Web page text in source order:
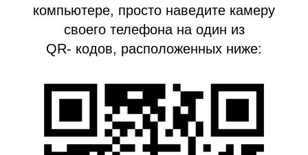
компьютере, просто наведите камеру
своего телефона на один из
QR- кодов, расположенных ниже: